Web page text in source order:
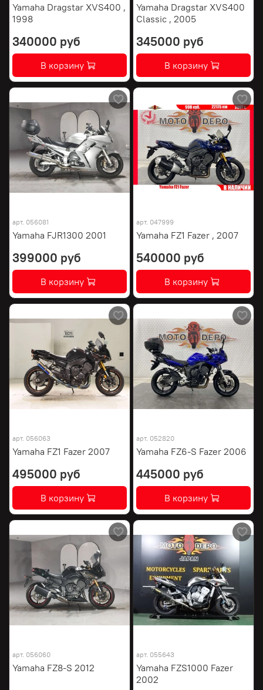
Yamaha Dragstar XVS400 ,
1998
340000 руб
В корзину
Yamaha Dragstar XVS400
Classic , 2005
345000 руб
В корзину
арт. 056081
Yamaha FJR1300 2001
399000 руб
В корзину
арт. 047999
Yamaha FZ1 Fazer , 2007
540000 руб
В корзину
арт. 056063
Yamaha FZ1 Fazer 2007
495000 руб
В корзину
арт. 052820
Yamaha FZ6-S Fazer 2006
445000 руб
В корзину
арт. 056060
Yamaha FZ8-S 2012
арт. 055643
Yamaha FZS1000 Fazer
2002